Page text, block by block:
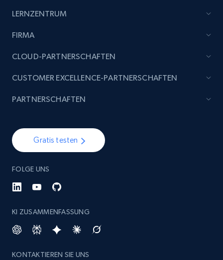
Etsy - Collect data on products using
specified keywords
Reviews count shop, Reviews count item, Initial
Etsy - Collects data from shop's URL
URL, Product id, Listing inventory id, Title, Rating,
Reviews count shop, Reviews count item, Initial
1.9K+ 323+
LERNZENTRUM
FIRMA
Gratis testen
FOLGE UNS
KI ZUSAMMENFASSUNG
KONTAKTIEREN SIE UNS
CLOUD-PARTNERSCHAFTEN
CUSTOMER EXCELLENCE-PARTNERSCHAFTEN
PARTNERSCHAFTEN